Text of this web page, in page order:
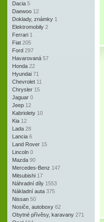
Dacia 5
Daewoo 12
Doklady, známky 1
Elektromobily 2
Ferrari 1
Fiat 205
Ford 297
Havarovaná 57
Honda 22
Hyundai 71
Chevrolet 11
Chrysler 15
Jaguar 0
Jeep 12
Kabriolety 10
Kia 12
Lada 28
Lancia 6
Land Rover 15
Lincoln 0
Mazda 90
Mercedes-Benz 147
Mitsubishi 17
Náhradní díly 1553
Nákladní auta 375
Nissan 50
Nosiče, autoboxy 62
Obytné přívěsy, karavany 271